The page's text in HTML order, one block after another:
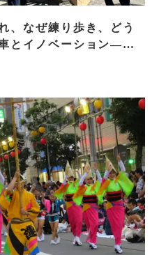
、なぜ練り歩き、どう
とイノベーション―＜